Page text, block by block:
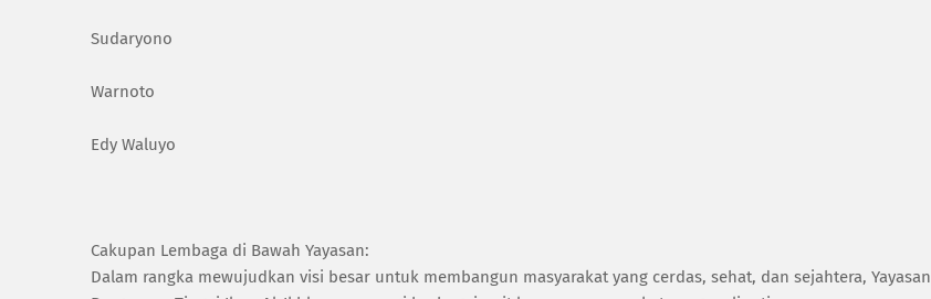
Sudaryono
Warnoto
Edy Waluyo
Cakupan Lembaga di Bawah Yayasan:
Dalam rangka mewujudkan visi besar untuk membangun masyarakat yang cerdas, sehat, dan sejahtera, Yayasan